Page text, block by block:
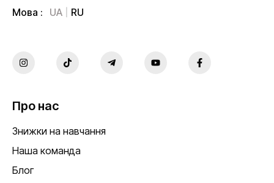
Мова : UA RU
Про нас
Знижки на навчання
Наша команда
Блог